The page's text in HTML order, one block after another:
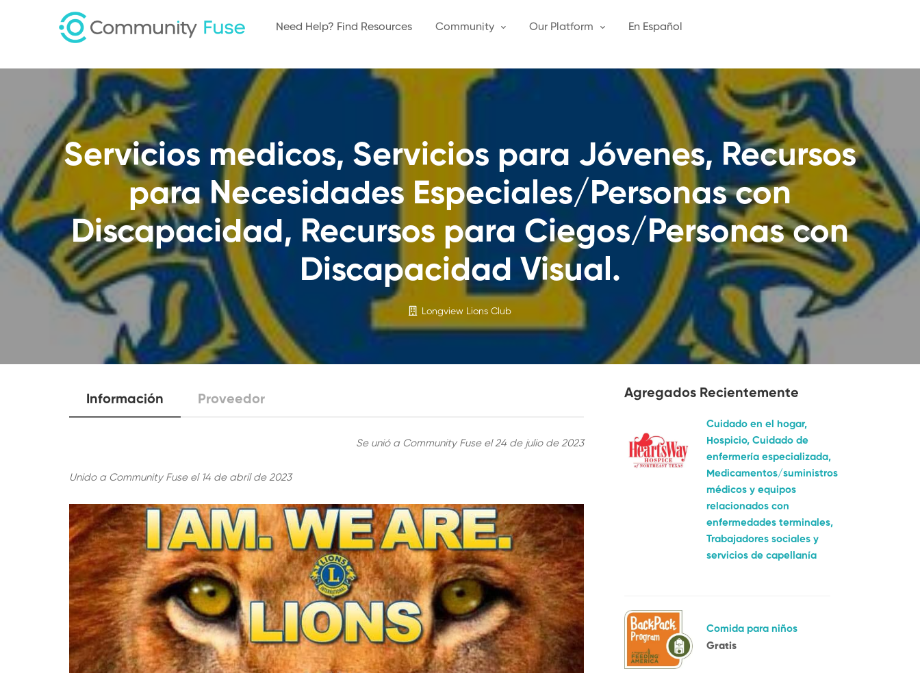
Need Help? Find Resources Community Our Platform En Español
Servicios medicos, Servicios para Jóvenes, Recursos
para Necesidades Especiales/Personas con
Discapacidad, Recursos para Ciegos/Personas con
Discapacidad Visual.
Longview Lions Club
Información Proveedor
Se unió a Community Fuse el 24 de julio de 2023
Unido a Community Fuse el 14 de abril de 2023
Agregados Recientemente
Cuidado en el hogar,
Hospicio, Cuidado de
enfermería especializada,
Medicamentos/suministros
médicos y equipos
relacionados con
enfermedades terminales,
Trabajadores sociales y
servicios de capellanía
Comida para niños
Gratis